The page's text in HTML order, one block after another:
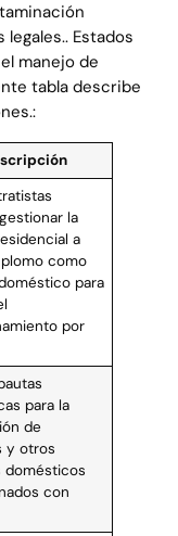
Estados
manejo de
tabla describe
la
a
como
para
por
para la
de
y otros
domésticos
con